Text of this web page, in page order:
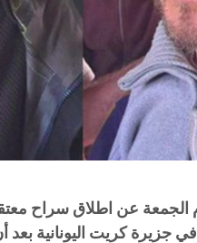
الجمعة عن اطلاق سراح
جزيرة كريت اليونانية